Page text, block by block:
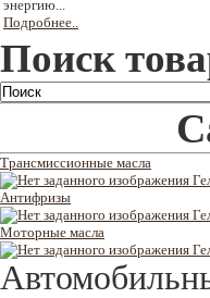
энергию...
Подробнее..
Поиск
Трансмиссионные масла
Антифризы
Моторные масла